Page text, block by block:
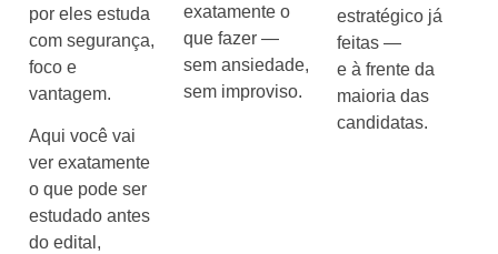
por eles estuda
com segurança,
foco e
vantagem.
Aqui você vai
ver exatamente
o que pode ser
estudado antes
do edital,
exatamente o
que fazer —
sem ansiedade,
sem improviso.
estratégico já
feitas —
e à frente da
maioria das
candidatas.